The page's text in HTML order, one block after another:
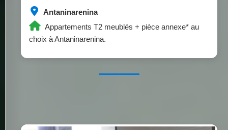
Antaninarenina
Appartements T2 meublés + pièce annexe* au
choix à Antaninarenina.